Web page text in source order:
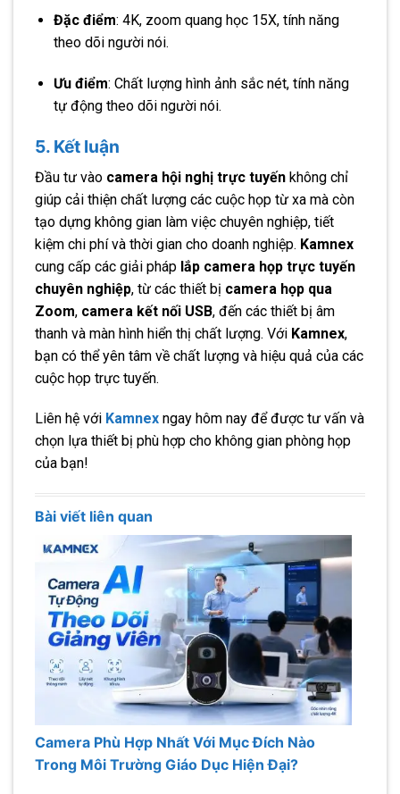
Đặc điểm: 4K, zoom quang học 15X, tính năng
theo dõi người nói.
Ưu điểm: Chất lượng hình ảnh sắc nét, tính năng
tự động theo dõi người nói.
5. Kết luận
Đầu tư vào camera hội nghị trực tuyến không chỉ
giúp cải thiện chất lượng các cuộc họp từ xa mà còn
tạo dựng không gian làm việc chuyên nghiệp, tiết
kiệm chi phí và thời gian cho doanh nghiệp. Kamnex
cung cấp các giải pháp lắp camera họp trực tuyến
chuyên nghiệp, từ các thiết bị camera họp qua
Zoom, camera kết nối USB, đến các thiết bị âm
thanh và màn hình hiển thị chất lượng. Với Kamnex,
bạn có thể yên tâm về chất lượng và hiệu quả của các
cuộc họp trực tuyến.
Liên hệ với Kamnex ngay hôm nay để được tư vấn và
chọn lựa thiết bị phù hợp cho không gian phòng họp
của bạn!
Bài viết liên quan
Camera Phù Hợp Nhất Với Mục Đích Nào
Trong Môi Trường Giáo Dục Hiện Đại?